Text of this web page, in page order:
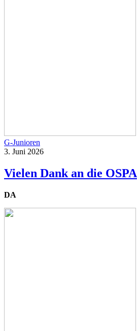
G-Junioren
3. Juni 2026
Vielen Dank an die OSPA
DA